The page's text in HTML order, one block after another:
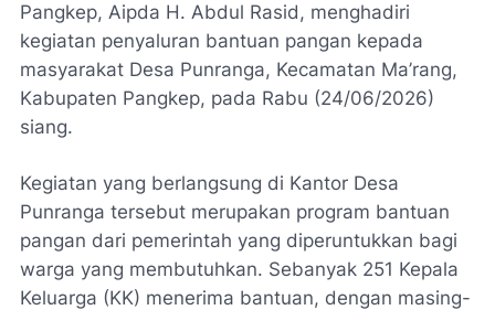
Pangkep, Aipda H. Abdul Rasid, menghadiri
kegiatan penyaluran bantuan pangan kepada
masyarakat Desa Punranga, Kecamatan Ma’rang,
Kabupaten Pangkep, pada Rabu (24/06/2026)
siang.
Kegiatan yang berlangsung di Kantor Desa
Punranga tersebut merupakan program bantuan
pangan dari pemerintah yang diperuntukkan bagi
warga yang membutuhkan. Sebanyak 251 Kepala
Keluarga (KK) menerima bantuan, dengan masing-